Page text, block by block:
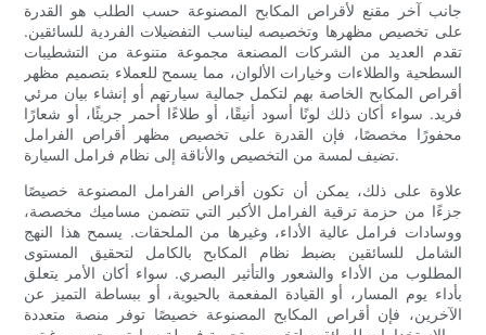
جانب آخر مقنع لأقراص المكابح المصنوعة حسب الطلب هو القدرة
على تخصيص مظهرها وتخصيصه ليناسب التفضيلات الفردية للسائقين.
تقدم العديد من الشركات المصنعة مجموعة متنوعة من التشطيبات
السطحية والطلاءات وخيارات الألوان، مما يسمح للعملاء بتصميم مظهر
أقراص المكابح الخاصة بهم لتكمل جمالية سيارتهم أو إنشاء بيان مرئي
فريد. سواء أكان ذلك لونًا أسود أنيقًا، أو طلاءًا أحمر جريئًا، أو شعارًا
محفورًا مخصصًا، فإن القدرة على تخصيص مظهر أقراص الفرامل
تضيف لمسة من التخصيص والأناقة إلى نظام فرامل السيارة.
علاوة على ذلك، يمكن أن تكون أقراص الفرامل المصنوعة خصيصًا
جزءًا من حزمة ترقية الفرامل الأكبر التي تتضمن مساميك مخصصة،
ووسادات فرامل عالية الأداء، وغيرها من الملحقات. يسمح هذا النهج
الشامل للسائقين بضبط نظام المكابح بالكامل لتحقيق المستوى
المطلوب من الأداء والشعور والتأثير البصري. سواء أكان الأمر يتعلق
بأداء يوم المسار، أو القيادة المفعمة بالحيوية، أو ببساطة التميز عن
الآخرين، فإن أقراص المكابح المصنوعة خصيصًا توفر منصة متعددة